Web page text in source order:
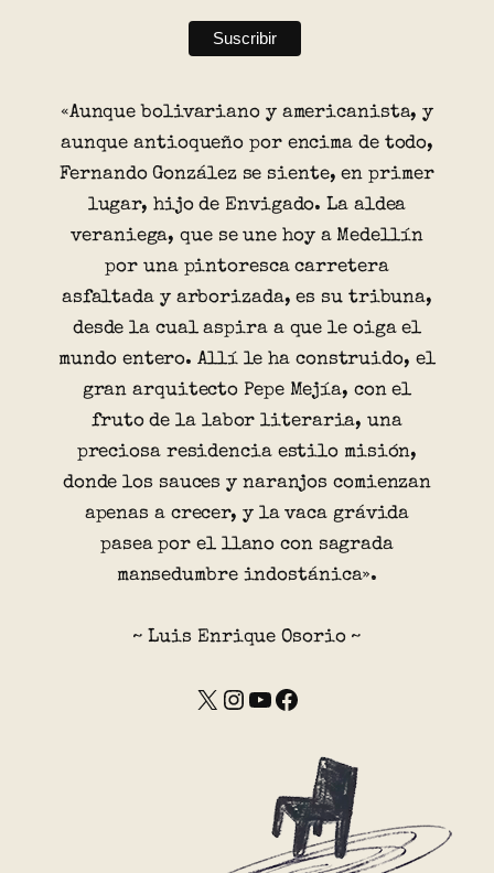
«Aunque bolivariano y americanista, y
aunque antioqueño por encima de todo,
Fernando González se siente, en primer
lugar, hijo de Envigado. La aldea
veraniega, que se une hoy a Medellín
por una pintoresca carretera
asfaltada y arborizada, es su tribuna,
desde la cual aspira a que le oiga el
mundo entero. Allí le ha construido, el
gran arquitecto Pepe Mejía, con el
fruto de la labor literaria, una
preciosa residencia estilo misión,
donde los sauces y naranjos comienzan
apenas a crecer, y la vaca grávida
pasea por el llano con sagrada
mansedumbre indostánica».
~ Luis Enrique Osorio ~
X Instagram YouTube Facebook